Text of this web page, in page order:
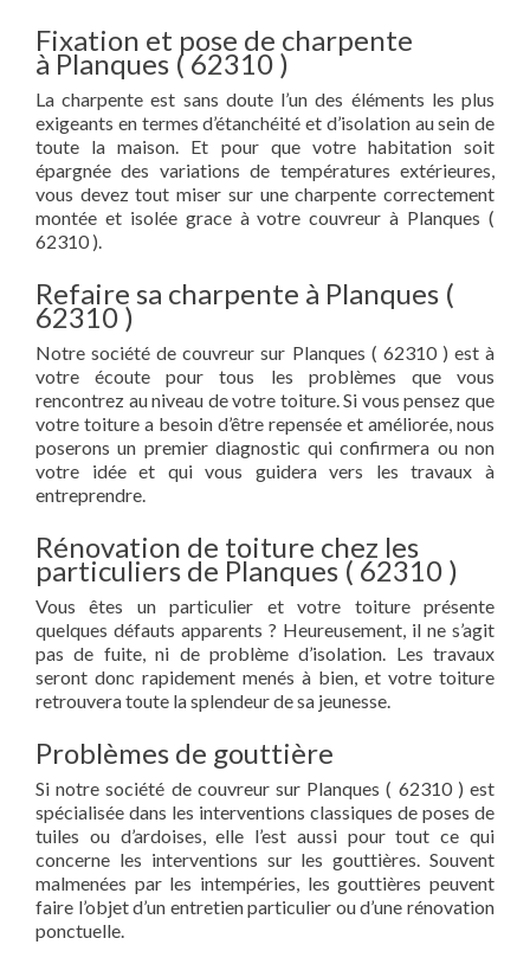
Fixation et pose de charpente
à Planques ( 62310 )
La charpente est sans doute l’un des éléments les plus
exigeants en termes d’étanchéité et d’isolation au sein de
toute la maison. Et pour que votre habitation soit
épargnée des variations de températures extérieures,
vous devez tout miser sur une charpente correctement
montée et isolée grace à votre couvreur à Planques (
62310 ).
Refaire sa charpente à Planques (
62310 )
Notre société de couvreur sur Planques ( 62310 ) est à
votre écoute pour tous les problèmes que vous
rencontrez au niveau de votre toiture. Si vous pensez que
votre toiture a besoin d’être repensée et améliorée, nous
poserons un premier diagnostic qui confirmera ou non
votre idée et qui vous guidera vers les travaux à
entreprendre.
Rénovation de toiture chez les
particuliers de Planques ( 62310 )
Vous êtes un particulier et votre toiture présente
quelques défauts apparents ? Heureusement, il ne s’agit
pas de fuite, ni de problème d’isolation. Les travaux
seront donc rapidement menés à bien, et votre toiture
retrouvera toute la splendeur de sa jeunesse.
Problèmes de gouttière
Si notre société de couvreur sur Planques ( 62310 ) est
spécialisée dans les interventions classiques de poses de
tuiles ou d’ardoises, elle l’est aussi pour tout ce qui
concerne les interventions sur les gouttières. Souvent
malmenées par les intempéries, les gouttières peuvent
faire l’objet d’un entretien particulier ou d’une rénovation
ponctuelle.